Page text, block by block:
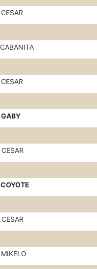
CESAR
CABANITA
CESAR
GABY
CESAR
COYOTE
CESAR
MIKELO